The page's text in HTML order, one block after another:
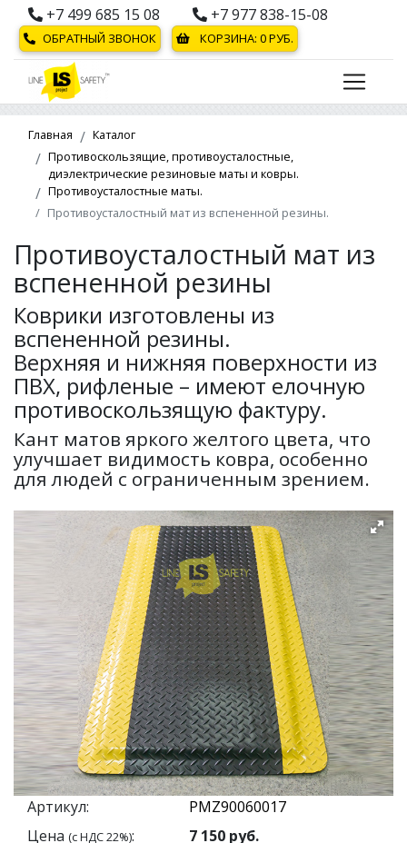
+7 499 685 15 08 +7 977 838-15-08
ОБРАТНЫЙ ЗВОНОК КОРЗИНА: 0РУБ.
Главная
Каталог
Противоскользящие, противоусталостные,
диэлектрические резиновые маты и ковры.
Противоусталостные маты.
Противоусталостный мат из вспененной резины.
Противоусталостный мат из
вспененной резины
Коврики изготовлены из
вспененной резины.
Верхняя и нижняя поверхности из
ПВХ, рифленые – имеют елочную
противоскользящую фактуру.
Кант матов яркого желтого цвета, что
улучшает видимость ковра, особенно
для людей с ограниченным зрением.
Артикул:
Цена (с НДС 22%): 7 150 руб.